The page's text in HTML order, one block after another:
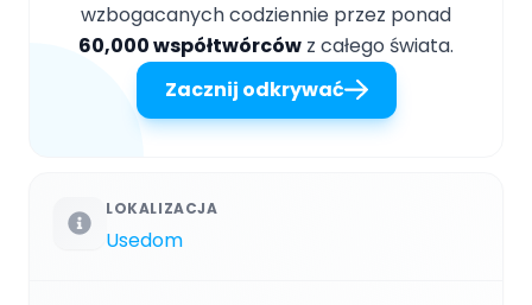
wzbogacanych codziennie przez ponad
60,000 współtwórców z całego świata.
Zacznij odkrywać
LOKALIZACJA
Usedom